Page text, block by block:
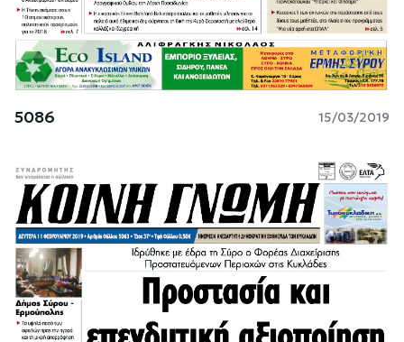
5086 15/03/2019